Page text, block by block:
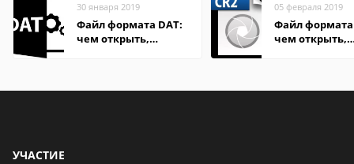
30 января 2019
Файл формата DAT:
чем открыть,
05 февраля 2019
Файл формата
чем открыть,
УЧАСТИЕ